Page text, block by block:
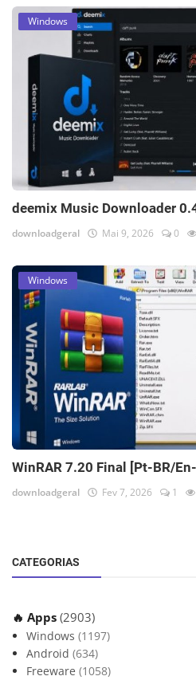
Windows
deemix Music Downloader
downloadgeral Mai 9, 2026 0
Windows
WinRAR 7.20 Final [Pt-BR/
downloadgeral Fev 7, 2026 1
CATEGORIAS
🔥 Apps (2903)
Windows (1197)
Android (634)
Freeware (1058)